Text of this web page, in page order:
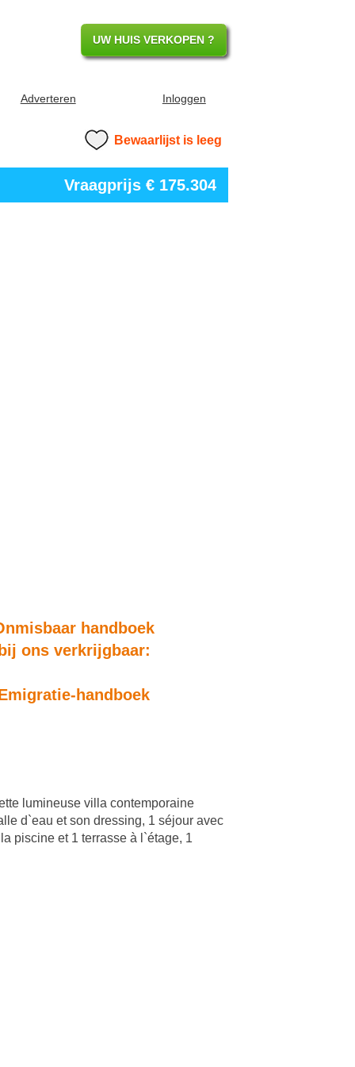
UW HUIS VERKOPEN ?
Adverteren Inloggen
Bewaarlijst is leeg
Vraagprijs € 175.304
handboek
ons verkrijgbaar:
handboek
lumineuse villa contemporaine
d`eau et son dressing, 1 séjour avec
piscine et 1 terrasse à l`étage, 1